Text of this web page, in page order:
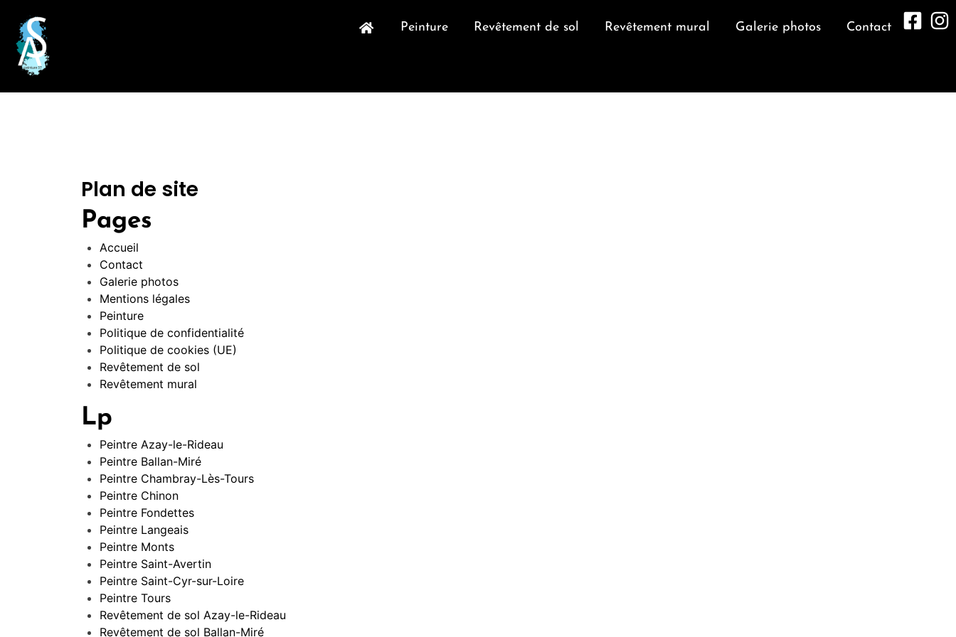
Peinture Revêtement de sol Revêtement mural Galerie photos Contact
Plan de site
Pages
Accueil
Contact
Galerie photos
Mentions légales
Peinture
Politique de confidentialité
Politique de cookies (UE)
Revêtement de sol
Revêtement mural
Lp
Peintre Azay-le-Rideau
Peintre Ballan-Miré
Peintre Chambray-Lès-Tours
Peintre Chinon
Peintre Fondettes
Peintre Langeais
Peintre Monts
Peintre Saint-Avertin
Peintre Saint-Cyr-sur-Loire
Peintre Tours
Revêtement de sol Azay-le-Rideau
Revêtement de sol Ballan-Miré